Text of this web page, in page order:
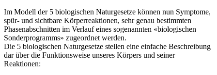
Im Modell der 5 biologischen Naturgesetze können nun Symptome,
spür- und sichtbare Körperreaktionen, sehr genau bestimmten
Phasenabschnitten im Verlauf eines sogenannten «biologischen
Sonderprogramms» zugeordnet werden.
Die 5 biologischen Naturgesetze stellen eine einfache Beschreibung
dar über die Funktionsweise unseres Körpers und seiner
Reaktionen: